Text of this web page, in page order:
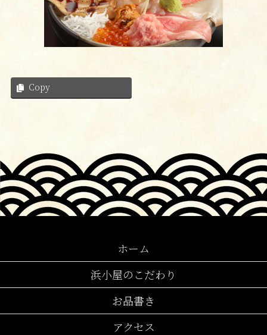
Copy
ホーム
浜小屋のこだわり
お品書き
アクセス